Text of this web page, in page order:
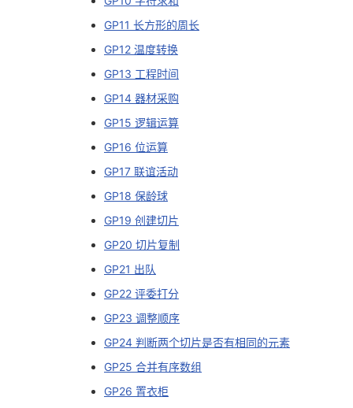
GP11 长方形的周长
GP12 温度转换
GP13 工程时间
GP14 器材采购
GP15 逻辑运算
GP16 位运算
GP17 联谊活动
GP18 保龄球
GP19 创建切片
GP20 切片复制
GP21 出队
GP22 评委打分
GP23 调整顺序
GP24 判断两个切片是否有相同的元素
GP25 合并有序数组
GP26 置衣柜